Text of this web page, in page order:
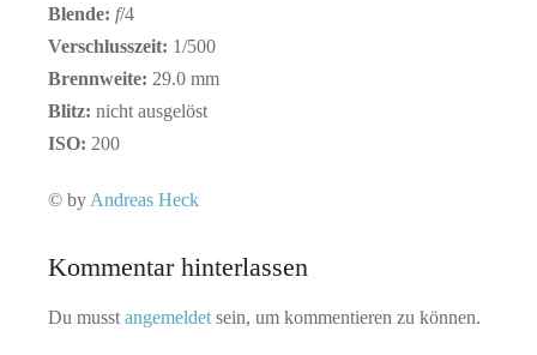
Blende: f/4
Verschlusszeit: 1/500
Brennweite: 29.0 mm
Blitz: nicht ausgelöst
ISO: 200
© by Andreas Heck
Kommentar hinterlassen
Du musst angemeldetsein, um kommentieren zu können.